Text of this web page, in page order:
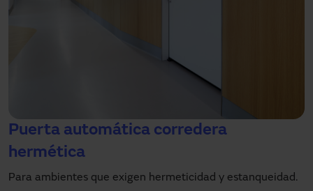
Puerta automática corredera
hermética
Para ambientes que exigen hermeticidad y estanqueidad.